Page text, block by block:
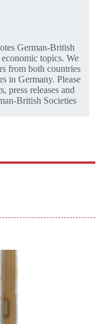
German-British
topics. We
from both countries
in Germany. Please
press releases and
British Societies